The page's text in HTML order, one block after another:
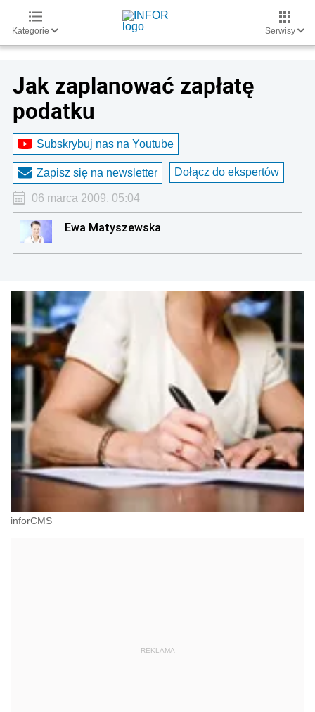
Kategorie Serwisy
Jak zaplanować zapłatę
podatku
Subskrybuj nas na Youtube
Zapisz się na newsletter Dołącz do ekspertów
06 marca 2009, 05:04
Ewa Matyszewska
inforCMS